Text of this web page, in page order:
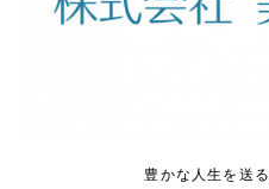
豊かな人生を送